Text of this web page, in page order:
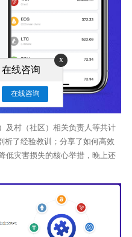
及村（社区）相关负责人等共计
了经验教训；分享了如何高效
低灾害损失的核心举措，晚上还
x
线咨询
在线咨询